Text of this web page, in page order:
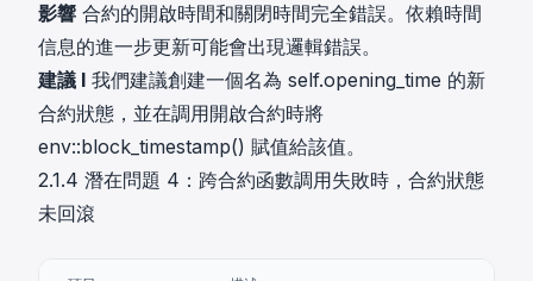
影響 合約的開啟時間和關閉時間完全錯誤。依賴時間
信息的進一步更新可能會出現邏輯錯誤。
建議 I 我們建議創建一個名為 self.opening_time 的新
合約狀態，並在調用開啟合約時將
env::block_timestamp() 賦值給該值。
2.1.4 潛在問題 4：跨合約函數調用失敗時，合約狀態
未回滾